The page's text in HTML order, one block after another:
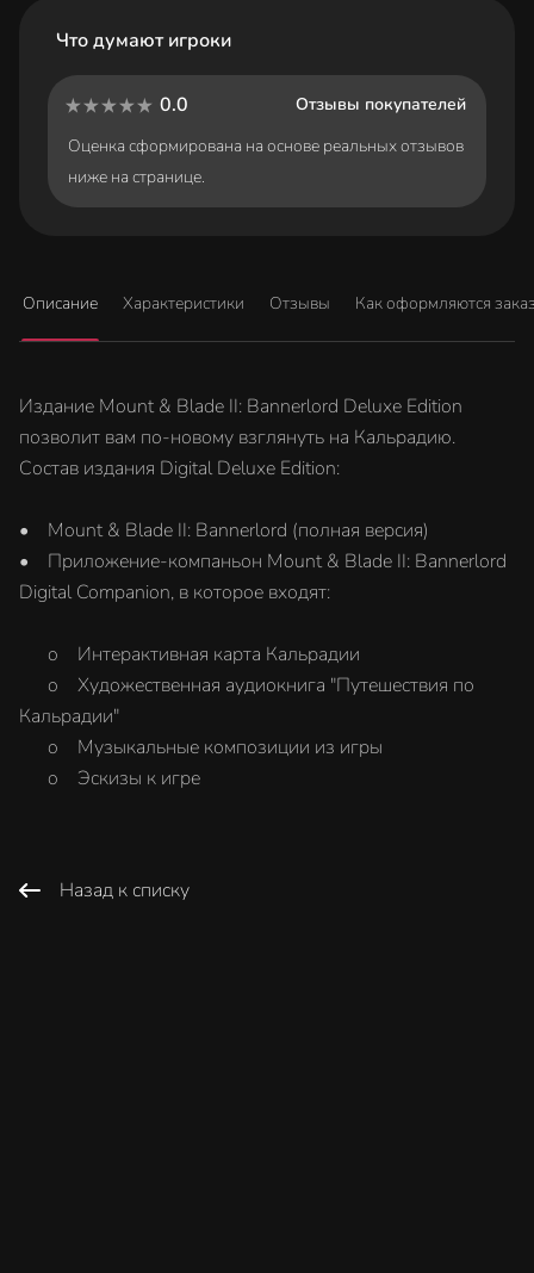
Что думают игроки
0.0
Отзывы покупателей
Оценка сформирована на основе реальных отзывов
ниже на странице.
Описание Характеристики Отзывы Как оформляются
Издание Mount & Blade II: Bannerlord Deluxe Edition
позволит вам по-новому взглянуть на Кальрадию.
Состав издания Digital Deluxe Edition:
• Mount & Blade II: Bannerlord (полная версия)
• Приложение-компаньон Mount & Blade II: Bannerlord
Digital Companion, в которое входят:
o Интерактивная карта Кальрадии
o Художественная аудиокнига "Путешествия по
Кальрадии"
o Музыкальные композиции из игры
o Эскизы к игре
Назад к списку